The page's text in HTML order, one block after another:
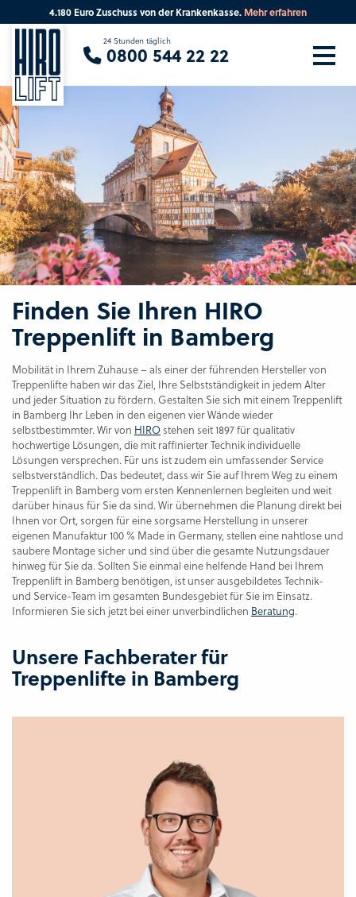
Finden Sie Ihren HIRO
Treppenlift in Bamberg
Mobilität in Ihrem Zuhause – als einer der führenden Hersteller von
Treppenlifte haben wir das Ziel, Ihre Selbstständigkeit in jedem Alter
und jeder Situation zu fördern. Gestalten Sie sich mit einem Treppenlift
in Bamberg Ihr Leben in den eigenen vier Wände wieder
selbstbestimmter. Wir von HIRO stehen seit 1897 für qualitativ
hochwertige Lösungen, die mit raffinierter Technik individuelle
Lösungen versprechen. Für uns ist zudem ein umfassender Service
selbstverständlich. Das bedeutet, dass wir Sie auf Ihrem Weg zu einem
Treppenlift in Bamberg vom ersten Kennenlernen begleiten und weit
darüber hinaus für Sie da sind. Wir übernehmen die Planung direkt bei
Ihnen vor Ort, sorgen für eine sorgsame Herstellung in unserer
eigenen Manufaktur 100 % Made in Germany, stellen eine nahtlose und
saubere Montage sicher und sind über die gesamte Nutzungsdauer
hinweg für Sie da. Sollten Sie einmal eine helfende Hand bei Ihrem
Treppenlift in Bamberg benötigen, ist unser ausgebildetes Technik-
und Service-Team im gesamten Bundesgebiet für Sie im Einsatz.
Informieren Sie sich jetzt bei einer unverbindlichen Beratung.
Unsere Fachberater für
Treppenlifte in Bamberg
4.180 Euro Zuschuss von der Krankenkasse. Mehr erfahren
24 Stunden täglich
0800 544 22 22
Sie suchen eine Beratung vor Ort?
Ihre PLZ Beratung